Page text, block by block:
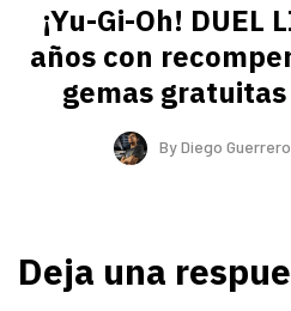
¡Yu-Gi-Oh! DUEL
años con
gemas
ByDiego Guerrero
Deja una